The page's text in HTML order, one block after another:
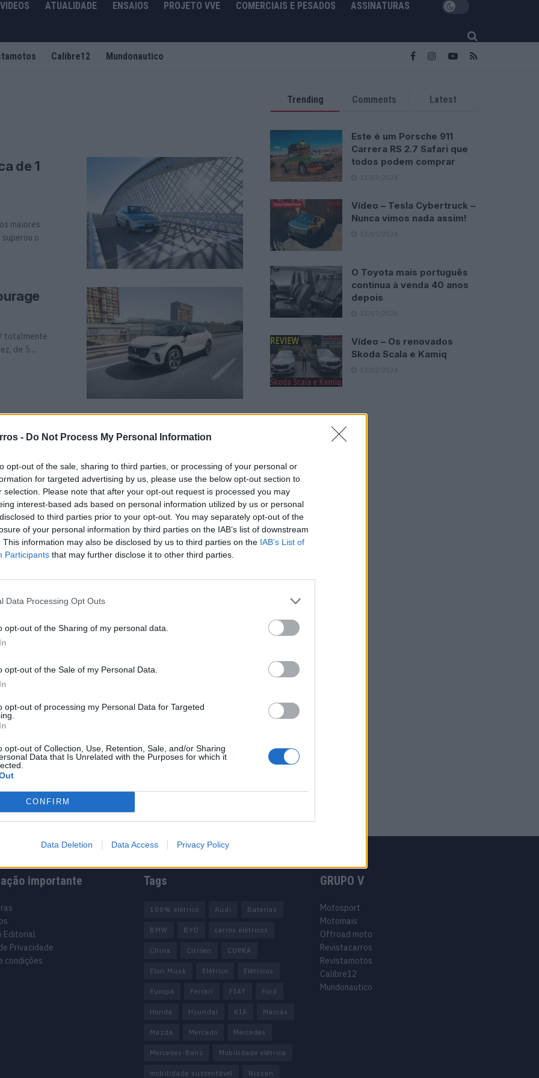
- Do Not Process My Personal Information
opt-out of the sale, sharing to third parties, or processing of your personal or
for targeted advertising by us, please use the below opt-out section to
selection. Please note that after your opt-out request is processed you may
interest-based ads based on personal information utilized by us or personal
to third parties prior to your opt-out. You may separately opt-out of the
of your personal information by third parties on the IAB’s list of downstream
This information may also be disclosed by us to third parties on the IAB’s List of
Participants that may further disclose it to other third parties.
Data Processing Opt Outs
opt-out of the Sharing of my personal data.
opt-out of the Sale of my Personal Data.
opt-out of processing my Personal Data for Targeted
opt-out of Collection, Use, Retention, Sale, and/or Sharing
Data that Is Unrelated with the Purposes for which it
CONFIRM
Data Deletion Data Access Privacy Policy
VIDEOS ATUALIDADE ENSAIOS PROJETO VVE COMERCIAIS E PESADOS ASSINATURAS
Calibre12 Mundonautico
de 1
maiores
o
totalmente
de 5 ...
em
que
entregar ...
80
para o
grandes com
posicionado no
Trending Comments Latest
Este é um Porsche 911
Carrera RS 2.7 Safari que
todos podem comprar
13/03/2024
Vídeo – Tesla Cybertruck –
Nunca vimos nada assim!
13/05/2024
O Toyota mais português
continua à venda 40 anos
depois
31/07/2026
Vídeo – Os renovados
Skoda Scala e Kamiq
12/02/2024
importante
Editorial
Privacidade
condições
Tags
100% elétrico Audi Baterias
BMW BYD carros elétricos
China Citröen CUPRA
Elon Musk Elétrico Elétricos
Europa Ferrari FIAT Ford
Honda Hyundai KIA Marcas
Mazda Mercado Mercedes
Mercedes-Benz Mobilidade elétrica
mobilidade sustentável Nissan
GRUPO V
Motosport
Motomais
Offroad moto
Revistacarros
Revistamotos
Calibre12
Mundonautico